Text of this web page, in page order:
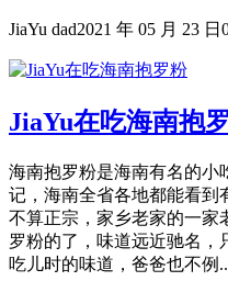
JiaYu dad2021 年 05 月 23 日
JiaYu在吃海南抱
海南抱罗粉是海南有名的小
记，海南全省各地都能看到
不算正宗，家乡老家的一家
罗粉的了，味道远近驰名，
吃儿时的味道，爸爸也不例